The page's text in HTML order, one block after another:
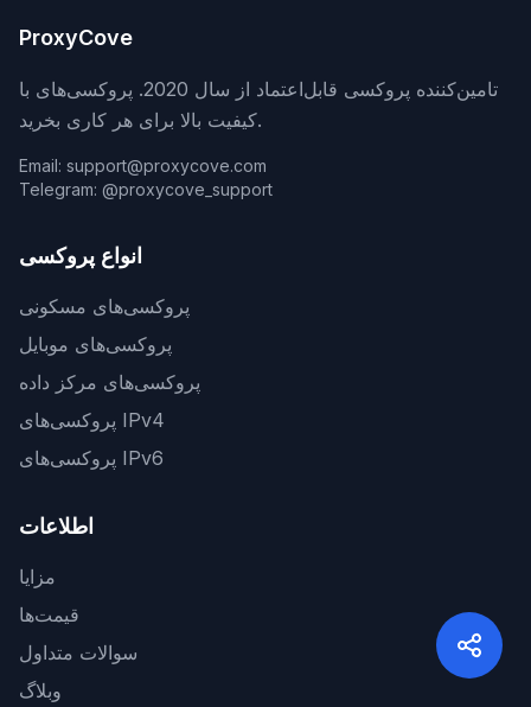
ProxyCove
تامین‌کننده پروکسی قابل‌اعتماد از سال 2020. پروکسی‌های با
کیفیت بالا برای هر کاری بخرید.
Email: support@proxycove.com
Telegram: @proxycove_support
انواع پروکسی
پروکسی‌های مسکونی
پروکسی‌های موبایل
پروکسی‌های مرکز داده
پروکسی‌های IPv4
پروکسی‌های IPv6
اطلاعات
مزایا
قیمت‌ها
سوالات متداول
وبلاگ